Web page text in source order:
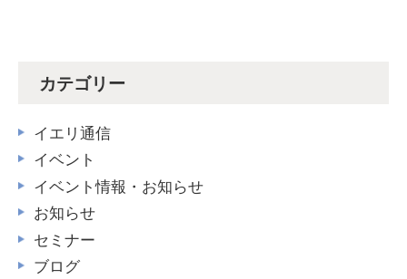
カテゴリー
イエリ通信
イベント
イベント情報・お知らせ
お知らせ
セミナー
ブログ